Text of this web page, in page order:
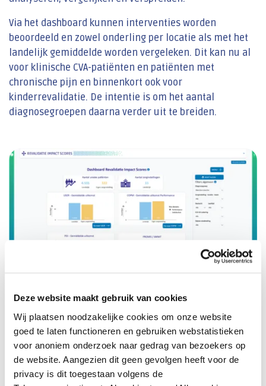
Deze website maakt gebruik van cookies
Wij plaatsen noodzakelijke cookies om onze website
goed te laten functioneren en gebruiken webstatistieken
voor anoniem onderzoek naar gedrag van bezoekers op
de website. Aangezien dit geen gevolgen heeft voor de
privacy is dit toegestaan volgens de
Via het dashboard kunnen interventies worden
beoordeeld en zowel onderling per locatie als met het
landelijk gemiddelde worden vergeleken. Dit kan nu al
voor klinische CVA-patiënten en patiënten met
chronische pijn en binnenkort ook voor
kinderrevalidatie. De intentie is om het aantal
diagnosegroepen daarna verder uit te breiden.
Revalidatiecentra zijn of worden door deStichting
Revalidatie Impactbenaderd om data te gaan
aanleveren en toegang te krijgen tot het dashboard.
Ga naar het RI-dashboard